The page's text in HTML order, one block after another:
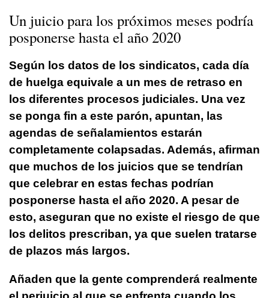
Un juicio para los próximos meses podría
posponerse hasta el año 2020
Según los datos de los sindicatos, cada día
de huelga equivale a un mes de retraso en
los diferentes procesos judiciales. Una vez
se ponga fin a este parón, apuntan, las
agendas de señalamientos estarán
completamente colapsadas. Además, afirman
que muchos de los juicios que se tendrían
que celebrar en estas fechas podrían
posponerse hasta el año 2020. A pesar de
esto, aseguran que no existe el riesgo de que
los delitos prescriban, ya que suelen tratarse
de plazos más largos.
Añaden que la gente comprenderá realmente